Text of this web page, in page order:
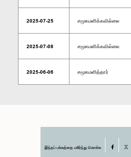
2025-07-25 சமூகமளிக்கவில்லை
2025-07-08 சமூகமளிக்கவில்லை
2025-06-06 சமூகமளித்தார்
இந்தப் பக்கத்தை பகிர்ந்து கொள்க Facebook